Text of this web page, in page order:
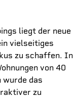
liegt der neue
vielseitiges
zu schaffen. In
von 40
das
zu